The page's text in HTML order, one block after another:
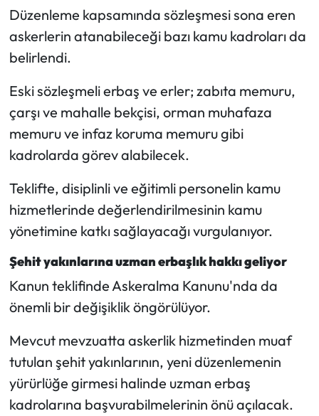
Düzenleme kapsamında sözleşmesi sona eren
askerlerin atanabileceği bazı kamu kadroları da
belirlendi.
Eski sözleşmeli erbaş ve erler; zabıta memuru,
çarşı ve mahalle bekçisi, orman muhafaza
memuru ve infaz koruma memuru gibi
kadrolarda görev alabilecek.
Teklifte, disiplinli ve eğitimli personelin kamu
hizmetlerinde değerlendirilmesinin kamu
yönetimine katkı sağlayacağı vurgulanıyor.
Şehit yakınlarına uzman erbaşlık hakkı geliyor
Kanun teklifinde Askeralma Kanunu'nda da
önemli bir değişiklik öngörülüyor.
Mevcut mevzuatta askerlik hizmetinden muaf
tutulan şehit yakınlarının, yeni düzenlemenin
yürürlüğe girmesi halinde uzman erbaş
kadrolarına başvurabilmelerinin önü açılacak.